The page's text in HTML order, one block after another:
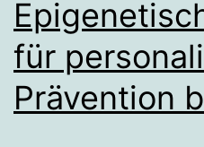
für
Prävention